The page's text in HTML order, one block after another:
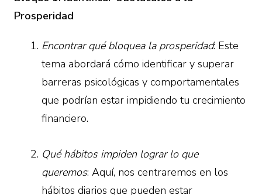
Prosperidad
Encontrar qué bloquea la prosperidad: Este
tema abordará cómo identificar y superar
barreras psicológicas y comportamentales
que podrían estar impidiendo tu crecimiento
financiero.
Qué hábitos impiden lograr lo que
queremos: Aquí, nos centraremos en los
hábitos diarios que pueden estar